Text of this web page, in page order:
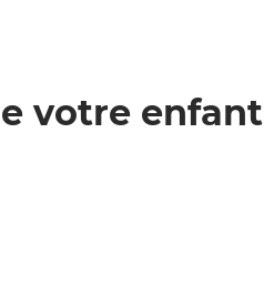
votre enfant